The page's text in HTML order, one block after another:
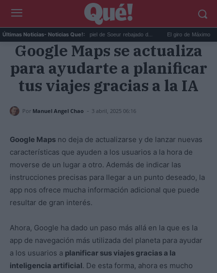
Últimas Noticias- Noticias Que!:
He encontrado el bolso de piel de Soeur rebajado d... El giro de Máximo en 'La
Google Maps se actualiza
para ayudarte a planificar
tus viajes gracias a la IA
Por Manuel Angel Chao - 3 abril, 2025 06:16
Google Maps no deja de actualizarse y de lanzar nuevas
características que ayuden a los usuarios a la hora de
moverse de un lugar a otro. Además de indicar las
instrucciones precisas para llegar a un punto deseado, la
app nos ofrece mucha información adicional que puede
resultar de gran interés.
Ahora, Google ha dado un paso más allá en la que es la
app de navegación más utilizada del planeta para ayudar
a los usuarios a planificar sus viajes gracias a la
inteligencia artificial. De esta forma, ahora es mucho